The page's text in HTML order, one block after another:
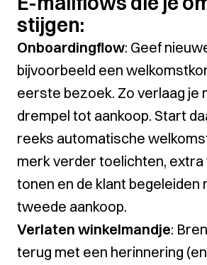
stijgen:
Onboardingflow: Geef
bijvoorbeeld een
eerste bezoek. Zo verlaag je
drempel tot aankoop. Start
reeks automatische
merk verder toelichten,
tonen en de klant begeleiden
tweede aankoop.
Verlaten winkelmandje:
terug met een herinnering